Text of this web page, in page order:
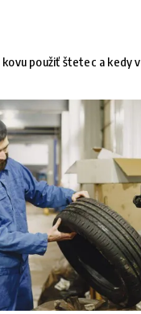
použiť štetec a kedy